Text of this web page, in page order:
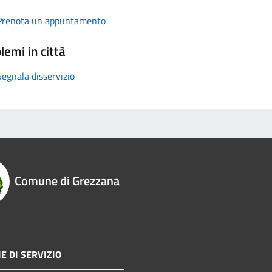
un appuntamento
in città
disservizio
Comune di Grezzana
DI SERVIZIO